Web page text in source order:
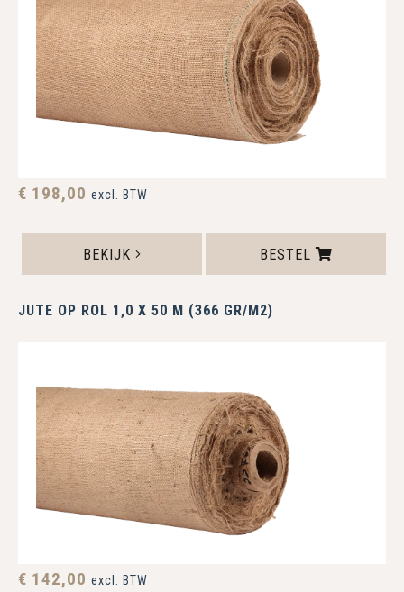
€ 198,00 excl. BTW
BEKIJK BESTEL
JUTE OP ROL 1,0 X 50 M (366 GR/M2)
€ 142,00 excl. BTW